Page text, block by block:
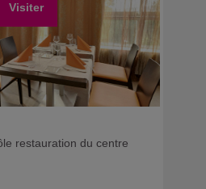
Visiter
restauration du centre